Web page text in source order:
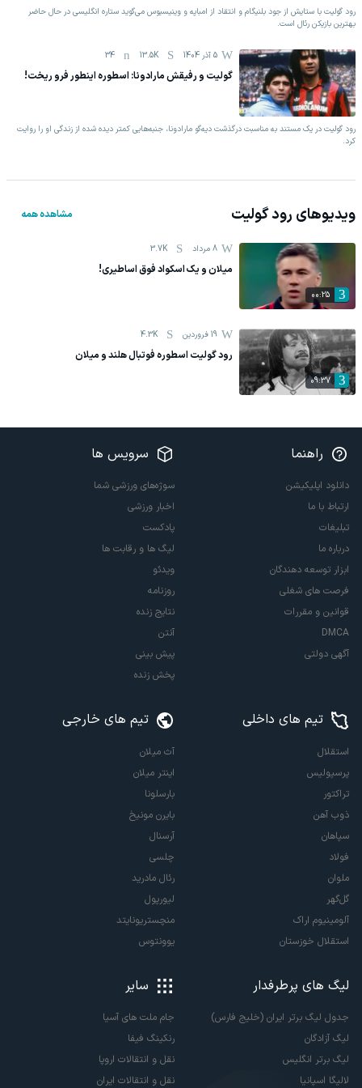
رود گولیت با ستایش از جود بلنیگام و انتقاد از امباپه و وینیسیوس می‌گوید ستاره انگلیسی در حال حاضر
بهترین بازیکن رئال است.
5 آذر 1404 13.5K
34
گولیت و رفیقش مارادونا: اسطوره اینطور فرو ریخت!
رود گولیت در یک مستند به مناسبت درگذشت دیه‌گو مارادونا، جنبه‌هایی کمتر دیده شده از زندگی او را روایت
کرد.
ویدیوهای رود گولیت مشاهده همه
00:25
8 مرداد 3.7K
میلان و یک اسکواد فوق اساطیری!
09:37
19 فروردين 4.3K
رود گولیت اسطوره فوتبال هلند و میلان
راهنما
دانلود اپلیکیشن
ارتباط با ما
تبلیغات
درباره ما
ابزار توسعه دهندگان
فرصت های شغلی
قوانین و مقررات
DMCA
آگهی دولتی
سرویس ها
سوژه‌های ورزشی شما
اخبار ورزشی
پادکست
لیگ ها و رقابت ها
ویدئو
روزنامه
نتایج زنده
آنتن
پیش بینی
پخش زنده
تیم های داخلی
استقلال
پرسپولیس
تراکتور
ذوب آهن
سپاهان
فولاد
ملوان
گل‌گهر
آلومینیوم اراک
استقلال خوزستان
تیم های خارجی
آث میلان
اینتر میلان
بارسلونا
بایرن مونیخ
آرسنال
چلسی
رئال مادرید
لیورپول
منچستریونایتد
یوونتوس
لیگ های پرطرفدار
جدول لیگ برتر ایران (خلیج فارس)
لیگ آزادگان
لیگ برتر انگلیس
لالیگا اسپانیا
سایر
جام ملت های آسیا
رنکینگ فیفا
نقل و انتقالات اروپا
نقل و انتقالات ایران